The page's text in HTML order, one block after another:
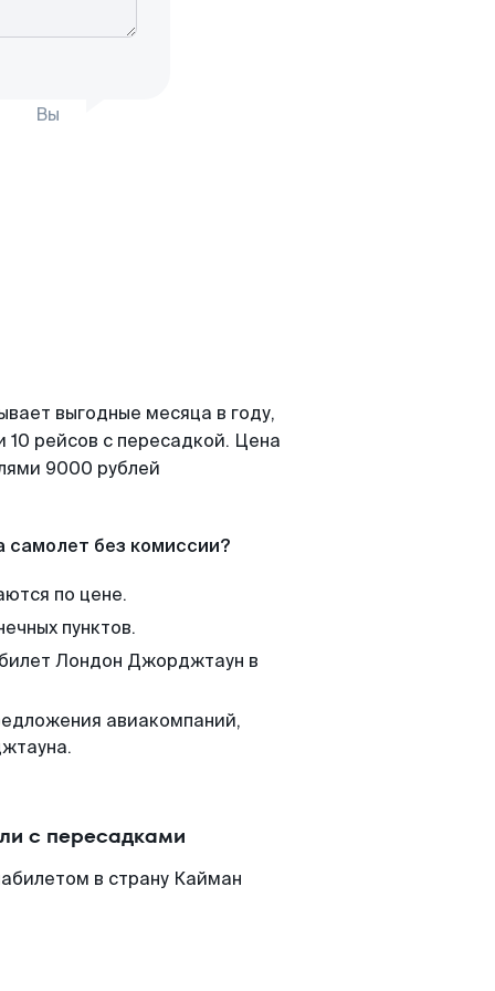
Вы
выгодные месяца в году,
рейсов с пересадкой. Цена
9000 рублей
самолет без комиссии?
по цене.
пунктов.
Лондон Джорджтаун в
авиакомпаний,
с пересадками
в страну Кайман